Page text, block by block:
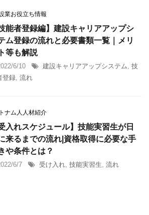
業お役立ち情報
技能者登録編】建設キャリアアップシ
ム登録の流れと必要書類一覧｜メリ
等も解説
6/10 建設キャリアアップシステム
技
登録 流れ
ナム人人材紹介
受入れスケジュール】技能実習生が日
来るまでの流れ|資格取得に必要な手
や条件とは？
6/7 受け入れ 技能実習生 流れ